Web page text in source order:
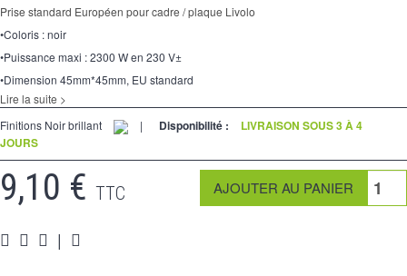
Espace PRO
Prise standard Européen pour cadre / plaque Livolo
•Coloris : noir
•Puissance maxi : 2300 W en 230 V±
•Dimension 45mm*45mm, EU standard
Lire la suite >
Finitions Noir brillant
| Disponibilité :
LIVRAISON SOUS 3 À 4
JOURS
9,10 € TTC
|